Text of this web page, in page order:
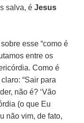
salva, éJesus
esse “como é
entre os
Como é
“Sair para
não é? ‘Vão
(o que Eu
não vim, de fato,